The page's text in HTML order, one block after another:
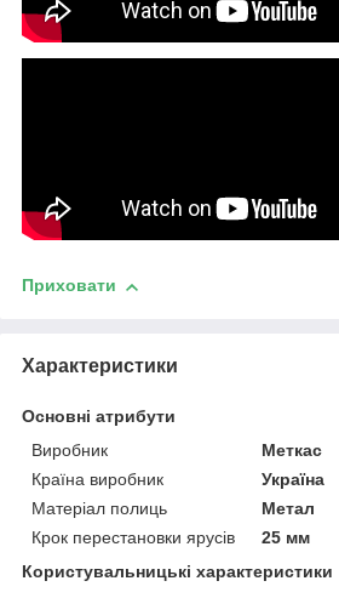
Приховати
Характеристики
Основні атрибути
Виробник
Меткас
Країна виробник
Україна
Матеріал полиць
Метал
Крок перестановки ярусів
25 мм
Користувальницькі характеристики